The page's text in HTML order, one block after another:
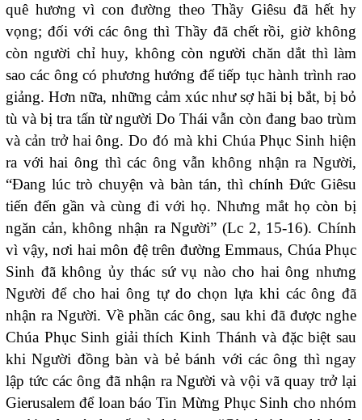
quê hương vì con đường theo Thầy Giêsu đã hết hy
vọng; đối với các ông thì Thầy đã chết rồi, giờ không
còn người chỉ huy, không còn người chăn dắt thì làm
sao các ông có phương hướng để tiếp tục hành trình rao
giảng. Hơn nữa, những cảm xúc như sợ hãi bị bắt, bị bỏ
tù và bị tra tấn từ người Do Thái vẫn còn đang bao trùm
và cản trở hai ông. Do đó mà khi Chúa Phục Sinh hiện
ra với hai ông thì các ông vẫn không nhận ra Người,
“Đang lúc trò chuyện và bàn tán, thì chính Đức Giêsu
tiến đến gần và cùng đi với họ. Nhưng mắt họ còn bị
ngăn cản, không nhận ra Người” (Lc 2, 15-16). Chính
vì vậy, nơi hai môn đệ trên đường Emmaus, Chúa Phục
Sinh đã không ủy thác sứ vụ nào cho hai ông nhưng
Người để cho hai ông tự do chọn lựa khi các ông đã
nhận ra Người. Về phần các ông, sau khi đã được nghe
Chúa Phục Sinh giải thích Kinh Thánh và đặc biệt sau
khi Người đồng bàn và bẻ bánh với các ông thì ngay
lập tức các ông đã nhận ra Người và vội vã quay trở lại
Gierusalem để loan báo Tin Mừng Phục Sinh cho nhóm